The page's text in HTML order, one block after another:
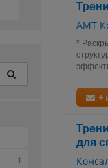
АМТ
*
+
для
1